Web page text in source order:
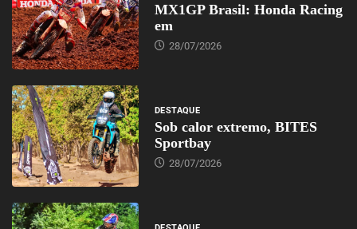
MX1GP Brasil: Honda Racing
em
28/07/2026
DESTAQUE
Sob calor extremo, BITES
Sportbay
28/07/2026